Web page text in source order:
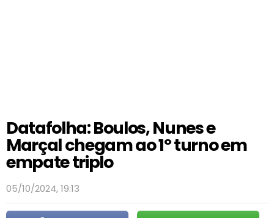
Datafolha: Boulos, Nunes e
Marçal chegam ao 1º turno em
empate triplo
05/10/2024, 19:13